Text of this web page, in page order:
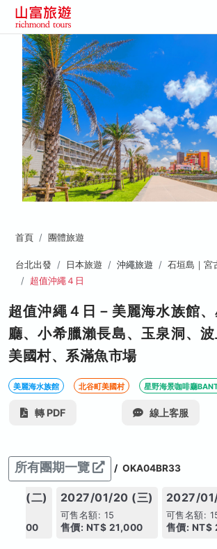
首頁 團體旅遊
台北出發 日本旅遊 沖繩旅遊
石垣島｜宮
超值沖繩４日
超值沖繩４日－美麗海水族館
廳、小希臘瀨長島、玉泉洞、
美國村、系滿魚市場
美麗海水族館 北谷町美國村 星野海景咖啡廳
轉 PDF 線上客服
所有團期一覽 / OKA04BR33
19 (二)
21,000
2027/01/20 (三)
可售名額: 15
售價: NT$ 21,000
2027/
可售名額:
售價: NT$